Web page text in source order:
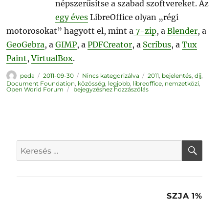
népszerűsítse a szabad szoftvereket. Az
egy éves LibreOffice olyan „régi
motorosokat” hagyott el, mint a 7-zip, aBlender, a
GeoGebra, aGIMP, aPDFCreator, a Scribus, aTux
Paint,VirtualBox.
Szerző
peda Közzétéve
2011-09-30 Kategória
Nincs kategorizálva Címke
2011, bejelentés, díj,
Document Foundation, közösség, legjobb, libreoffice, nemzetközi,
Open World Forum
LibreOffice:
2011
bejegyzéshez hozzászólás
Keresés
a
SZJA 1%